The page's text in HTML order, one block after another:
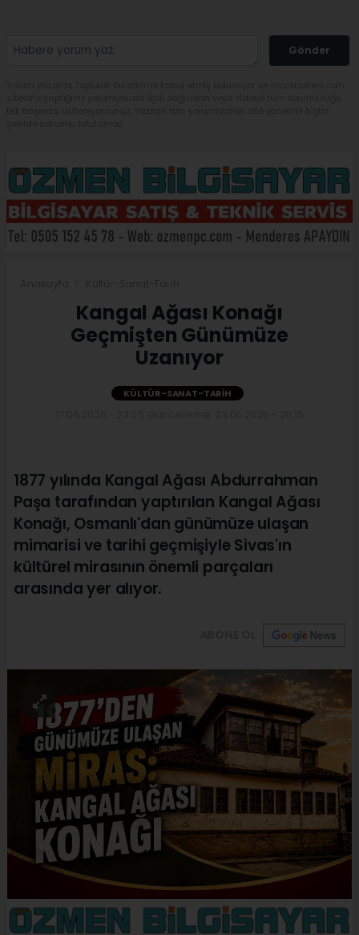
Gönder
Kangal Ağası Konağı
Geçmişten Günümüze
Uzanıyor
KÜLTÜR-SANAT-TARIH
1877 yılında Kangal Ağası Abdurrahman
Paşa tarafından yaptırılan Kangal Ağası
Konağı, Osmanlı'dan günümüze ulaşan
mimarisi ve tarihi geçmişiyle Sivas'ın
kültürel mirasının önemli parçaları
arasında yer alıyor.